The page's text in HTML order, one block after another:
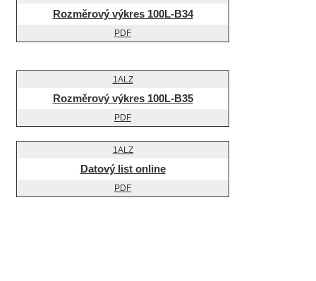
Rozměrový výkres 100L-B34
Rozměrový výkres 100L-B35
Datový list online